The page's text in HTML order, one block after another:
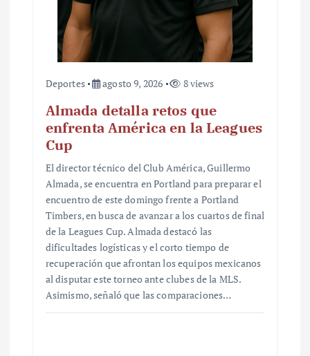
Deportes agosto 9, 2026 8 views
Almada detalla retos que
enfrenta América en la Leagues
Cup
El director técnico del Club América, Guillermo
Almada, se encuentra en Portland para preparar el
encuentro de este domingo frente a Portland
Timbers, en busca de avanzar a los cuartos de final
de la Leagues Cup. Almada destacó las
dificultades logísticas y el corto tiempo de
recuperación que afrontan los equipos mexicanos
al disputar este torneo ante clubes de la MLS.
Asimismo, señaló que las comparaciones…